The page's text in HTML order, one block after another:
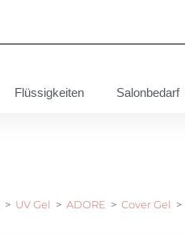
Flüssigkeiten Salonbedarf
> UV Gel > ADORE > Cover Gel >